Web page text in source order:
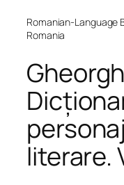
Romanian-Language
Romania
literare.